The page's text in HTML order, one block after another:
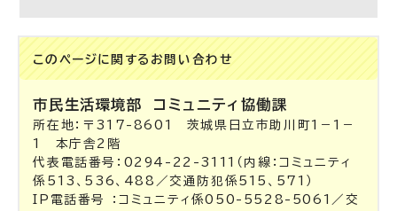
このページに関する お問い合わせ
市民生活環境部 コミュニティ協働課
所在地：〒317-8601 茨城県日立市助川町1－1－
1 本庁舎2階
代表電話番号：0294-22-3111（内線：コミュニティ
係513、536、488／交通防犯係515、571）
IP電話番号 ：コミュニティ係050-5528-5061／交